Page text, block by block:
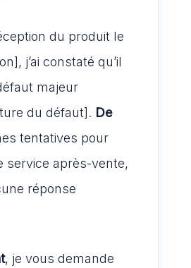
du produit le
j’ai constaté qu’il
majeur
du défaut]. De
tentatives pour
service après-vente,
réponse
, je vous demande